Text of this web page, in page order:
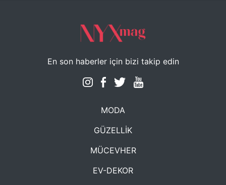
En son haberler için bizi takip edin
MODA
GÜZELLİK
MÜCEVHER
EV-DEKOR